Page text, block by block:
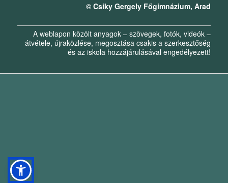
© Csiky Gergely Főgimnázium, Arad
A weblapon közölt anyagok – szövegek, fotók, videók –
átvétele, újraközlése, megosztása csakis a szerkesztőség
és az iskola hozzájárulásával engedélyezett!